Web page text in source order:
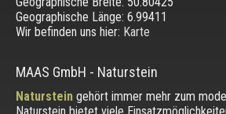
Geographische Länge: 6.99411
Wir befinden uns hier: Karte
MAAS GmbH - Naturstein
Natursteingehört immer mehr zum
Naturstein bietet viele